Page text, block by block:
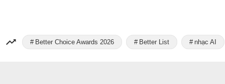
Better Choice Awards 2026 Better List nhạc AI